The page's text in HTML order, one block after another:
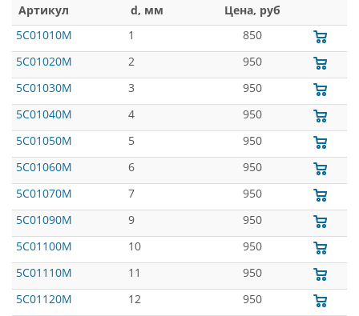
Артикул d, мм
Цена, руб
5C01010M
1
850
5C01020M
2
950
5C01030M
3
950
5C01040M
4
950
5C01050M
5
950
5C01060M
6
950
5C01070M
7
950
5C01090M
9
950
5C01100M
10
950
5C01110M
11
950
5C01120M
12
950